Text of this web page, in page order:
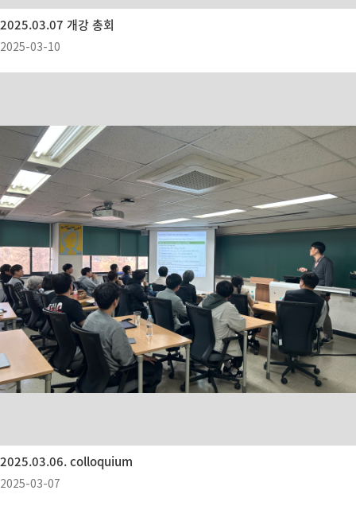
2025.03.07 개강 총회
2025-03-10
2025.03.06. colloquium
2025-03-07